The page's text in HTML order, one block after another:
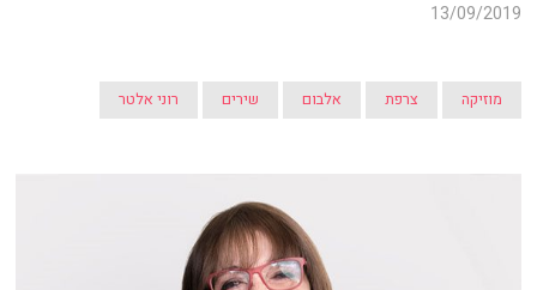
13/09/2019
מוזיקה צרפת אלבום שירים רוני אלטר